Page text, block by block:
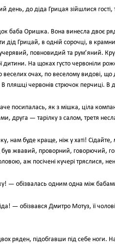
день, до діда Грицая зійшлися гості,
баба Оришка. Вона винесла двоє
дід Грицай, в одній сорочці, в
повновидий та рум’яний.
На щоках густо червоніли
веселих очах, по веселому видові,
пляшці червонів стрючок перчиці. В
посипалась, як з мішка, ціла
друга — тарілку з салом, третя
нам буде краще, ніж у хаті!
жвавий, проворний, говорючий,
аж посічені кучері тряслися,
— обізвалась одним одна між
— обізвався Дмитро Мотуз, її
ряден, підобгавши під себе ноги.